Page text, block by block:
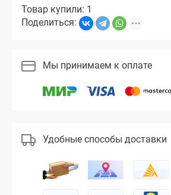
Товар купили: 1
Поделиться:
Мы принимаем к оплате
Удобные способы доставки